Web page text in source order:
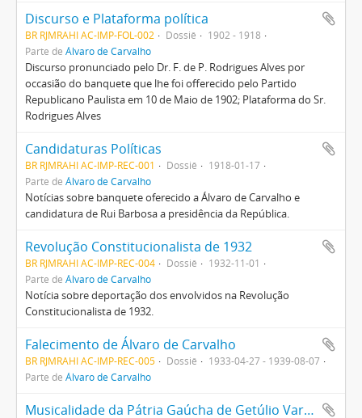
Discurso e Plataforma política
BR RJMRAHI AC-IMP-FOL-002 Dossiê
1902 - 1918
Parte de Álvaro de Carvalho
Discurso pronunciado pelo Dr. F. de P. Rodrigues Alves por
occasião do banquete que lhe foi offerecido pelo Partido
Republicano Paulista em 10 de Maio de 1902; Plataforma do Sr.
Rodrigues Alves
Candidaturas Políticas
BR RJMRAHI AC-IMP-REC-001 Dossiê
1918-01-17
Parte de Álvaro de Carvalho
Notícias sobre banquete oferecido a Álvaro de Carvalho e
candidatura de Rui Barbosa a presidência da República.
Revolução Constitucionalista de 1932
BR RJMRAHI AC-IMP-REC-004 Dossiê
1932-11-01
Parte de Álvaro de Carvalho
Notícia sobre deportação dos envolvidos na Revolução
Constitucionalista de 1932.
Falecimento de Álvaro de Carvalho
BR RJMRAHI AC-IMP-REC-005 Dossiê
1933-04-27 - 1939-08-07
Parte de Álvaro de Carvalho
Musicalidade da Pátria Gaúcha de Getúlio Vargas